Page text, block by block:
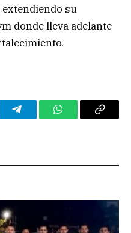
su
donde lleva adelante
TelegramWhatsAppCopy